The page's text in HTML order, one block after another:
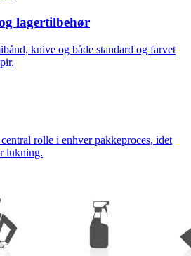
lagertilbehør
knive og både standard og farvet
rolle i enhver pakkeproces, idet
lukning.